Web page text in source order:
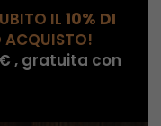
IL 10% DI
ACQUISTO!
, gratuita con